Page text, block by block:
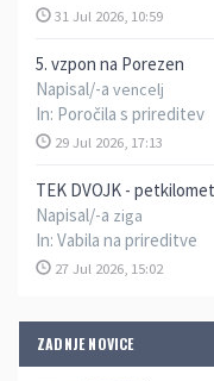
31 Jul 2026, 10:59
5. vzpon na Porezen
Napisal/-a vencelj
In: Poročila s prireditev
29 Jul 2026, 17:13
TEK DVOJK -
Napisal/-a ziga
In: Vabila na prireditve
27 Jul 2026, 15:02
ZADNJE NOVICE